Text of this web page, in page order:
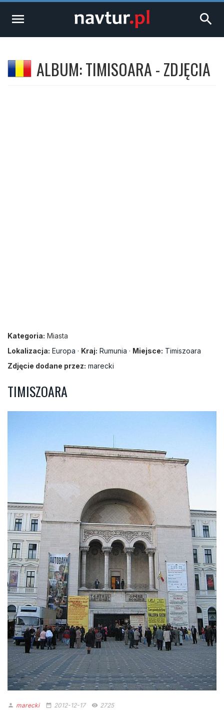
menu search
ALBUM: TIMISOARA - ZDJĘCIA
Kategoria: Miasta
Lokalizacja: Europa · Kraj: Rumunia · Miejsce: Timiszoara
Zdjęcie dodane przez: marecki
TIMISZOARA
person marecki date_range 2012-12-17 remove_red_eye 2725